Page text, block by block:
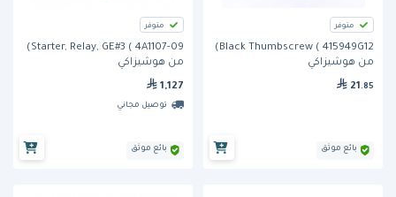
متوفر
Black Thumbscrew ( 415949G12)
من هوشيزاكي
21 .85
بائع موثق
متوفر
Starter, Relay, GE#3 ( 4A1107-09)
من هوشيزاكي
1,127
توصيل مجاني
بائع موثق